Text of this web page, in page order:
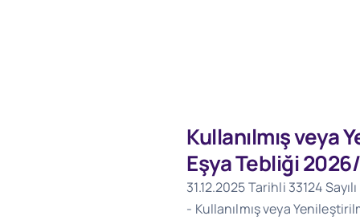
Kullanılmış veya
Eşya Tebliği
31.12.2025 Tarihli 33124
- Kullanılmış veya